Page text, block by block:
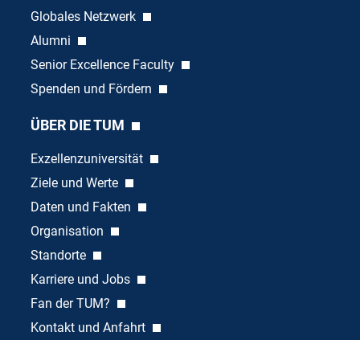
Globales Netzwerk
Alumni
Senior Excellence Faculty
Spenden und Fördern
ÜBER DIE TUM
Exzellenzuniversität
Ziele und Werte
Daten und Fakten
Organisation
Standorte
Karriere und Jobs
Fan der TUM?
Kontakt und Anfahrt